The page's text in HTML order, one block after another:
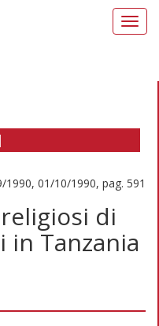
01/10/1990, pag. 591
di
Tanzania